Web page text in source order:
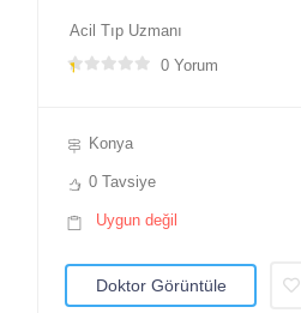
Acil Tıp Uzmanı
0 Yorum
Konya
0 Tavsiye
Uygun değil
Doktor Görüntüle